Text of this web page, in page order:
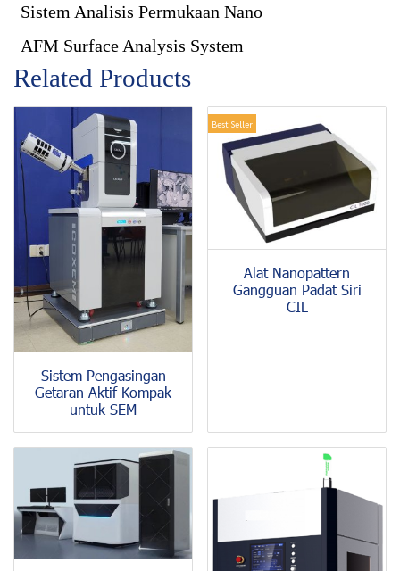
Sistem Analisis Permukaan Nano
AFM Surface Analysis System
Related Products
Sistem Pengasingan
Getaran Aktif Kompak
untuk SEM
Best Seller
Alat Nanopattern
Gangguan Padat Siri
CIL